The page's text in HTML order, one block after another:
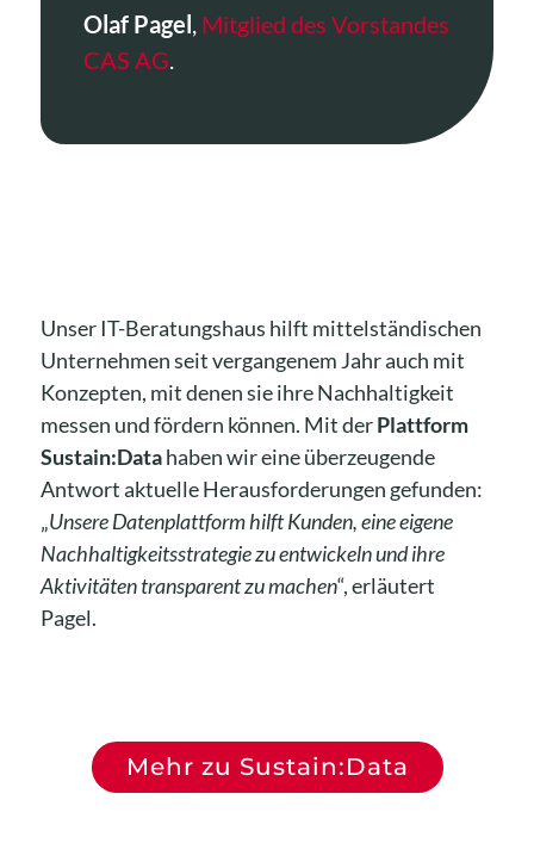
Olaf Pagel , Mitglied des Vorstandes
CAS AG.
Unser IT-Beratungshaus hilft mittelständischen
Unternehmen seit vergangenem Jahr auch mit
Konzepten, mit denen sie ihre Nachhaltigkeit
messen und fördern können. Mit derPlattform
Sustain:Datahaben wir eine überzeugende
Antwort aktuelle Herausforderungen gefunden:
„Unsere Datenplattform hilft Kunden, eine eigene
Nachhaltigkeitsstrategie zu entwickeln und ihre
Aktivitäten transparent zu machen“, erläutert
Pagel.
Mehr zu Sustain:Data